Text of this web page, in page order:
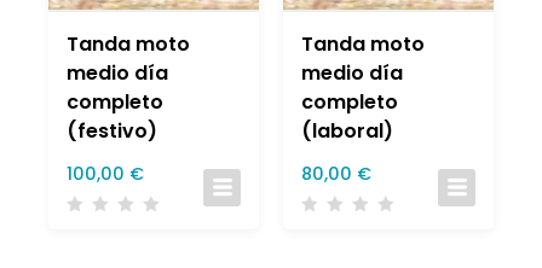
Tanda moto
medio día
completo
(festivo)
100,00 €
Tanda moto
medio día
completo
(laboral)
80,00 €